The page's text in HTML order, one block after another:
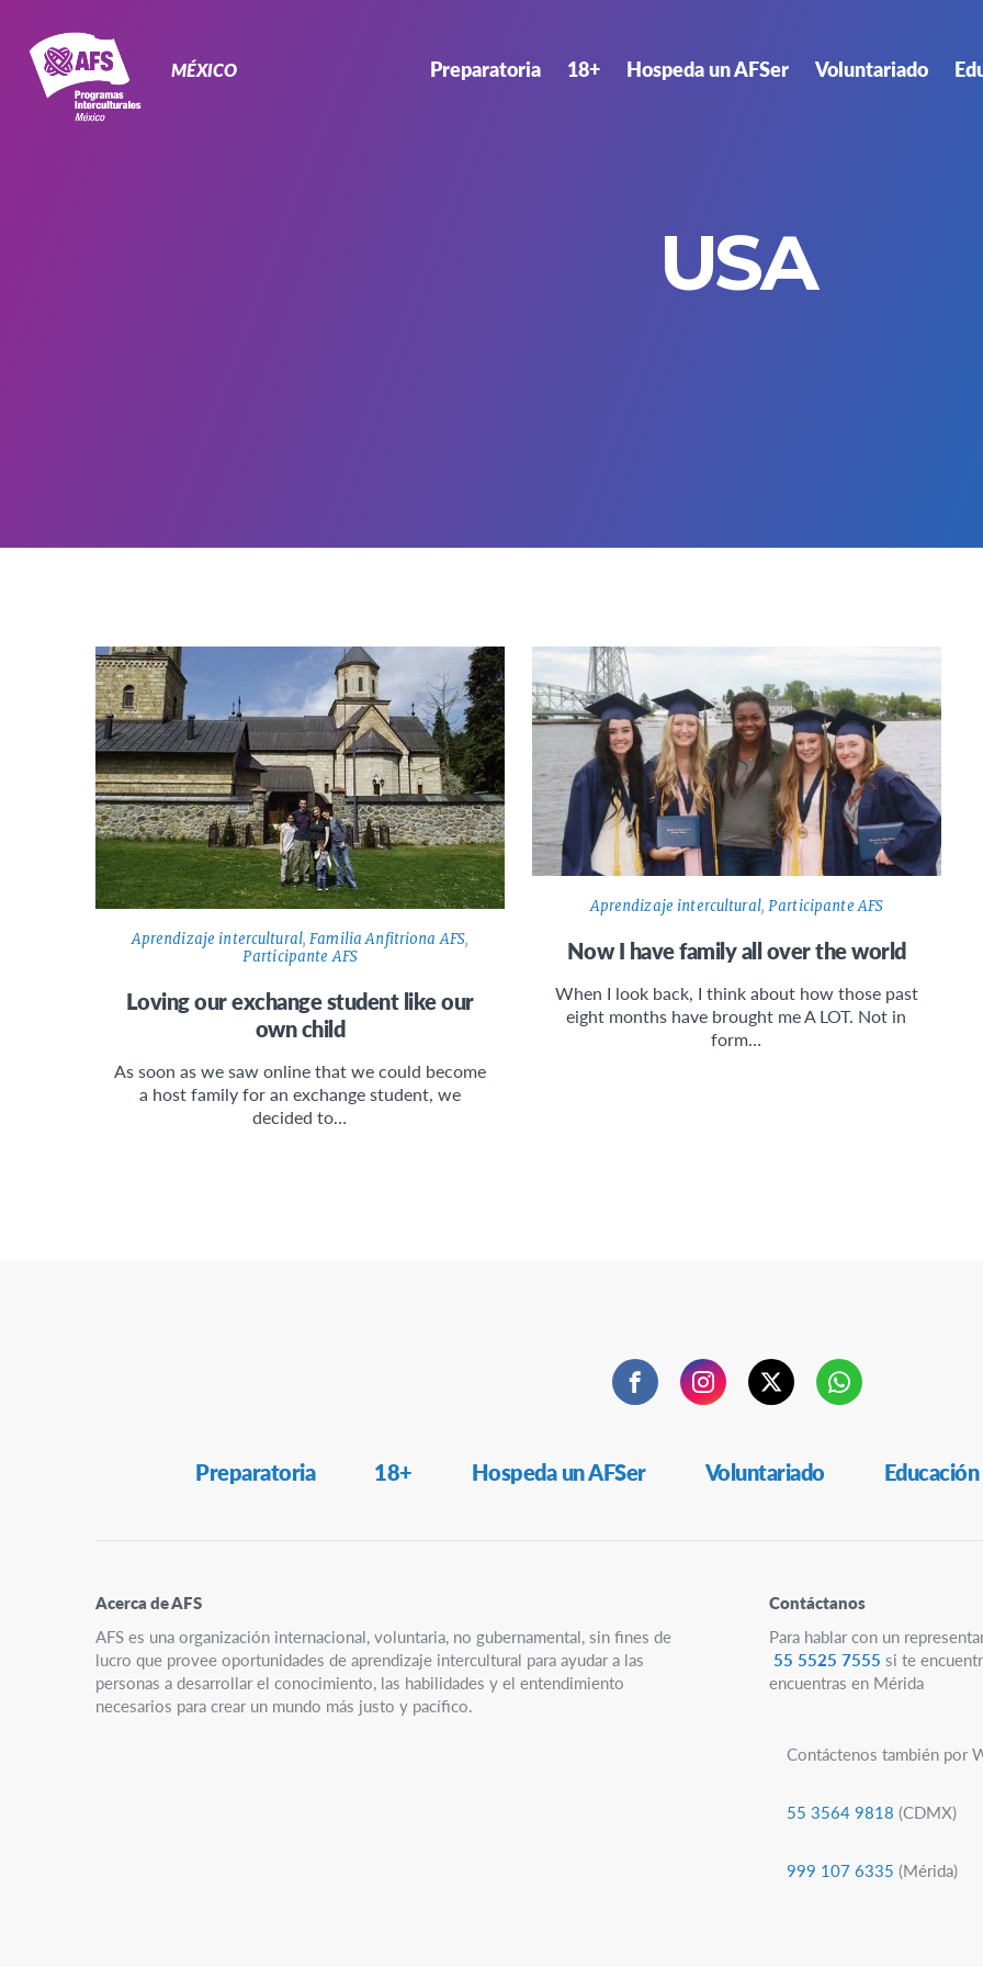
MÉXICO Preparatoria 18+ Hospeda un AFSer Voluntariado
USA
Aprendizaje intercultural,Familia Anfitriona AFS,
Participante AFS
Loving our exchange student like our
own child
As soon as we saw online that we could become
a host family for an exchange student, we
decided to…
Aprendizaje intercultural,Participante AFS
Now I have family all over the world
When I look back, I think about how those past
eight months have brought me A LOT. Not in
form…
FacebookInstagramTwitterWhatsApp
Preparatoria 18+ Hospeda un AFSer Voluntariado Educación
Contáctanos
Para hablar con un
55 5525 7555 si te
encuentras en Mérida
Contáctenos también por
55 3564 9818 (CDMX)
999 107 6335 (Mérida)
Acerca de AFS
AFS es una organización internacional, voluntaria, no gubernamental, sin fines de
lucro que provee oportunidades de aprendizaje intercultural para ayudar a las
personas a desarrollar el conocimiento, las habilidades y el entendimiento
necesarios para crear un mundo más justo y pacífico.